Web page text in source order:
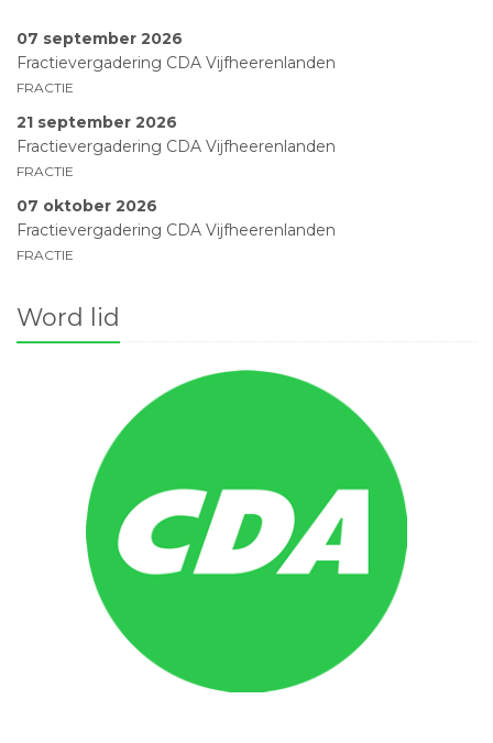
07 september 2026
Fractievergadering CDA Vijfheerenlanden
FRACTIE
21 september 2026
Fractievergadering CDA Vijfheerenlanden
FRACTIE
07 oktober 2026
Fractievergadering CDA Vijfheerenlanden
FRACTIE
Word lid